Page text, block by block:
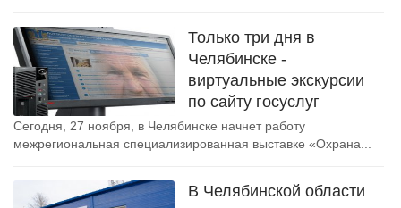
Только три дня в
Челябинске -
виртуальные экскурсии
по сайту госуслуг
Сегодня, 27 ноября, в Челябинске начнет работу
межрегиональная специализированная выставке «Охрана...
В Челябинской области